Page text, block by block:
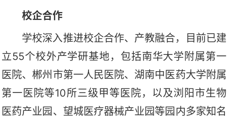
校企合作
学校深入推进校企合作、产教融合，目前已建
立55个校外产学研基地，包括南华大学附属第一
医院、郴州市第一人民医院、湖南中医药大学附属
第一医院等10所三级甲等医院，以及浏阳市生物
医药产业园、望城医疗器械产业园等园内多家知名